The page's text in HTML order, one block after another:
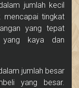
jumlah kecil
mencapai tingkat
yang tepat
yang kaya dan
jumlah besar
yang besar.